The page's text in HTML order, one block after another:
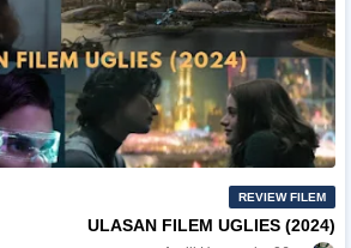
REVIEW FILEM
ULASAN FILEM UGLIES (2024)